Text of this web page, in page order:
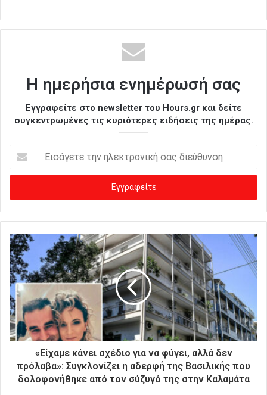
Η ημερήσια ενημέρωσή σας
Εγγραφείτε στο newsletter του Hours.gr και δείτε
συγκεντρωμένες τις κυριότερες ειδήσεις της ημέρας.
σ
γ
ε
ε
τ
η
ν
η
λ
ε
κ
τ
«Είχαμε κάνει σχέδιο για να φύγει, αλλά δεν
πρόλαβα»: Συγκλονίζει η αδερφή της Βασιλικής που
δολοφονήθηκε από τον σύζυγό της στην Καλαμάτα